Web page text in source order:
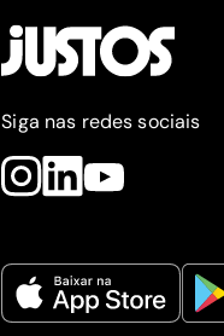
Siga nas redes sociais